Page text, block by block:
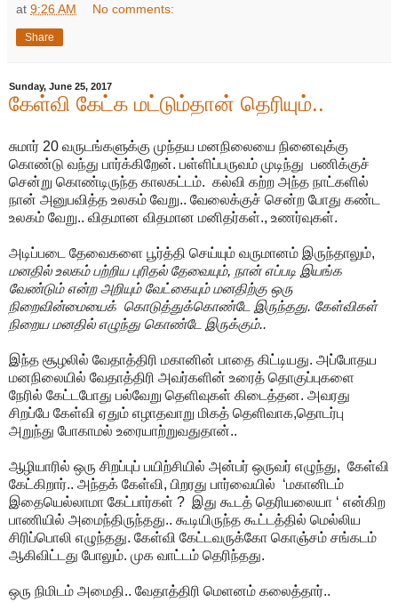
at 9:26 AM No comments:
Share
Sunday, June 25, 2017
கேள்வி கேட்க மட்டும்தான் தெரியும்..
சுமார் 20 வருடங்களுக்கு முந்தய மனநிலையை நினைவுக்கு
கொண்டு வந்து பார்க்கிறேன். பள்ளிப்பருவம் முடிந்து பணிக்குச்
சென்று கொண்டிருந்த காலகட்டம். கல்வி கற்ற அந்த நாட்களில்
நான் அனுபவித்த உலகம் வேறு.. வேலைக்குச் சென்ற போது கண்ட
உலகம் வேறு.. விதமான விதமான மனிதர்கள்., உணர்வுகள்.
அடிப்படை தேவைகளை பூர்த்தி செய்யும் வருமானம் இருந்தாலும்,
மனதில் உலகம் பற்றிய புரிதல் தேவையும், நான் எப்படி இயங்க
வேண்டும் என்ற அறியும் வேட்கையும் மனதிற்கு ஒரு
நிறைவின்மையைக் கொடுத்துக்கொண்டே இருந்தது. கேள்விகள்
நிறைய மனதில் எழுந்து கொண்டே இருக்கும்..
இந்த சூழலில் வேதாத்திரி மகானின் பாதை கிட்டியது. அப்போதய
மனநிலையில் வேதாத்திரி அவர்களின் உரைத் தொகுப்புகளை
நேரில் கேட்டபோது பல்வேறு தெளிவுகள் கிடைத்தன. அவரது
சிறப்பே கேள்வி ஏதும் எழாதவாறு மிகத் தெளிவாக,தொடர்பு
அறுந்து போகாமல் உரையாற்றுவதுதான்..
ஆழியாரில் ஒரு சிறப்புப் பயிற்சியில் அன்பர் ஒருவர் எழுந்து, கேள்வி
கேட்கிறார்.. அந்தக் கேள்வி, பிறரது பார்வையில் ‘மகானிடம்
இதையெல்லாமா கேட்பார்கள் ? இது கூடத் தெரியலையா ‘ என்கிற
பாணியில் அமைந்திருந்தது.. கூடியிருந்த கூட்டத்தில் மெல்லிய
சிரிப்பொலி எழுந்தது. கேள்வி கேட்டவருக்கோ கொஞ்சம் சங்கடம்
ஆகிவிட்டது போலும். முக வாட்டம் தெரிந்தது.
ஒரு நிமிடம் அமைதி.. வேதாத்திரி மெளனம் கலைத்தார்..